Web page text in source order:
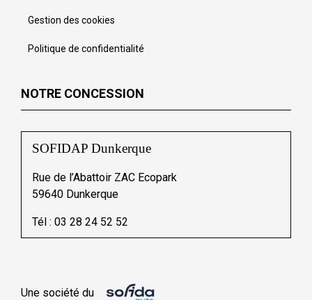
Gestion des cookies
Politique de confidentialité
NOTRE CONCESSION
SOFIDAP Dunkerque
Rue de l’Abattoir ZAC Ecopark
59640 Dunkerque
Tél : 03 28 24 52 52
Une société du